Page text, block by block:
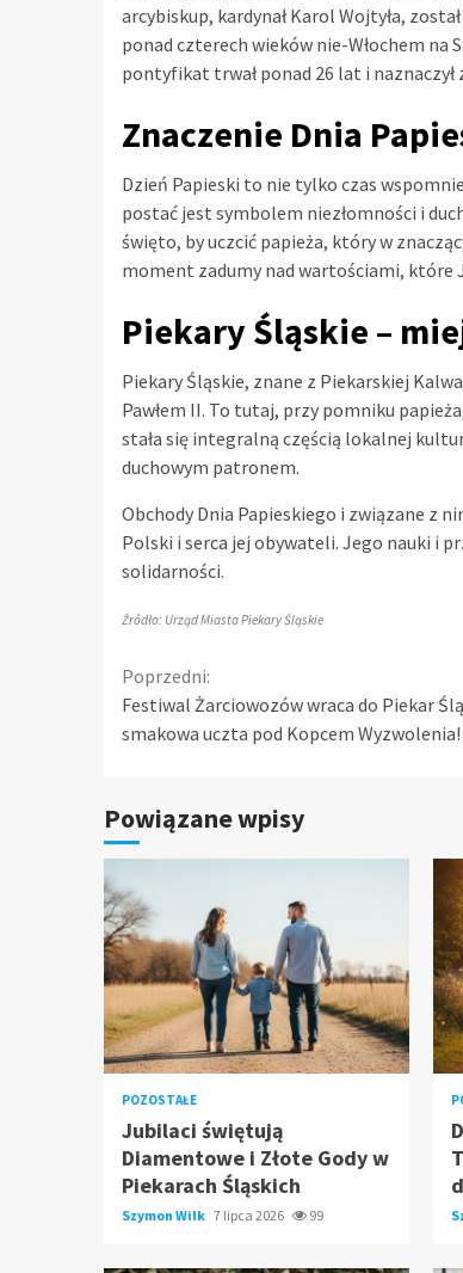
arcybiskup, kardynał Karol Wojtyła,
ponad czterech wieków nie-Włochem na
pontyfikat trwał ponad 26 lat i
Znaczenie Dnia
Dzień Papieski to nie tylko czas
postać jest symbolem niezłomności i
święto, by uczcić papieża, który w
moment zadumy nad wartościami, które
Piekary Śląskie –
Piekary Śląskie, znane z Piekarskiej
Pawłem II. To tutaj, przy pomniku
stała się integralną częścią lokalnej
duchowym patronem.
Obchody Dnia Papieskiego i związane z
Polski i serca jej obywateli. Jego nauki i
solidarności.
Źródło: Urząd Miasta Piekary Śląskie
Continue
Reading
Poprzedni:
Festiwal Żarciowozów wraca do Piekar
smakowa uczta pod Kopcem Wyzwolenia!
Powiązane wpisy
POZOSTAŁE
Jubilaci świętują
Diamentowe i Złote Gody w
Piekarach Śląskich
Szymon Wilk 7 lipca 2026 99